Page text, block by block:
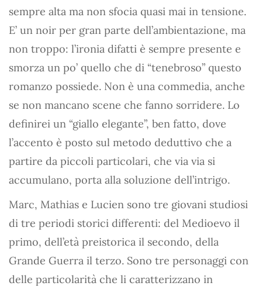
sempre alta ma non sfocia quasi mai in tensione.
E’ un noir per gran parte dell’ambientazione, ma
non troppo: l’ironia difatti è sempre presente e
smorza un po’ quello che di “tenebroso” questo
romanzo possiede. Non è una commedia, anche
se non mancano scene che fanno sorridere. Lo
definirei un “giallo elegante”, ben fatto, dove
l’accento è posto sul metodo deduttivo che a
partire da piccoli particolari, che via via si
accumulano, porta alla soluzione dell’intrigo.
Marc, Mathias e Lucien sono tre giovani studiosi
di tre periodi storici differenti: del Medioevo il
primo, dell’età preistorica il secondo, della
Grande Guerra il terzo. Sono tre personaggi con
delle particolarità che li caratterizzano in